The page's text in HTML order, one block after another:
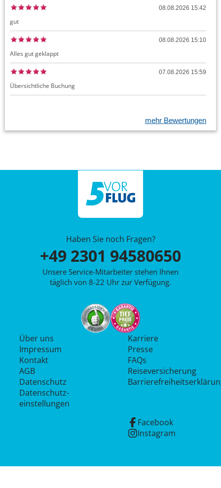
08.08.2026 15:42
gut
08.08.2026 15:10
Alles gut geklappt
07.08.2026 15:59
Übersichtliche Buchung
mehr Bewertungen
Haben Sie noch Fragen?
+49 2301 94580650
Unsere Service-Mitarbeiter stehen Ihnen
täglich von 8-22 Uhr zur Verfügung.
Über uns
Impressum
Kontakt
AGB
Datenschutz
Datenschutz­
einstellungen
Karriere
Presse
FAQs
Reiseversicherung
Facebook
Instagram